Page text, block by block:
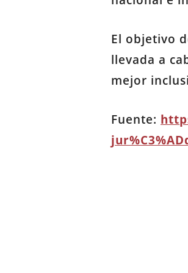
El objetivo
llevada a
mejor
Fuente: